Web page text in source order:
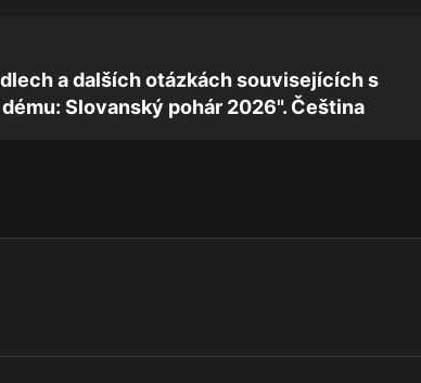
a dalších otázkách souvisejících s
Slovanský pohár 2026". Čeština